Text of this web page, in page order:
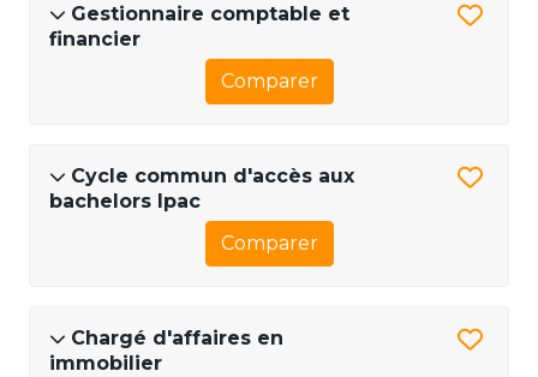
Gestionnaire comptable et
financier
Comparer
Cycle commun d'accès aux
bachelors Ipac
Comparer
Chargé d'affaires en
immobilier